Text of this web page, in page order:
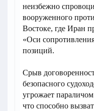
неизбежно
вооруженного
Востоке, где Иран
«Оси
позиций.
Срыв
безопасного
угрожает
что способно